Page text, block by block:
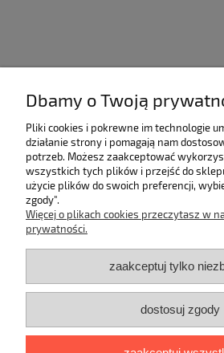
Kategorie
Pomoc
Moje konto
Płatności i
O nas
Dane kontaktowe
Dbamy o Twoją
Pliki cookies i pokrewne im technologie
działanie strony i pomagają nam
potrzeb. Możesz zaakceptować
wszystkich tych plików i przejść do
użycie plików do swoich preferencji,
zgody".
Więcej o plikach cookies przeczytasz w
prywatności.
zaakceptuj tylko
dostosuj zgody